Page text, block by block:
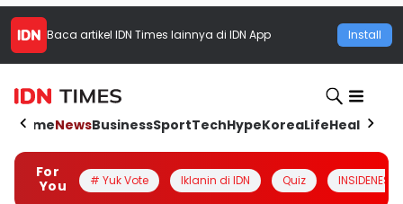
Baca artikel IDN Times lainnya di IDN App Install
HomeNewsBusinessSportTechHypeKoreaLifeHealth
For
You
# Yuk Vote Iklanin di IDN Quiz INSIDENESIA